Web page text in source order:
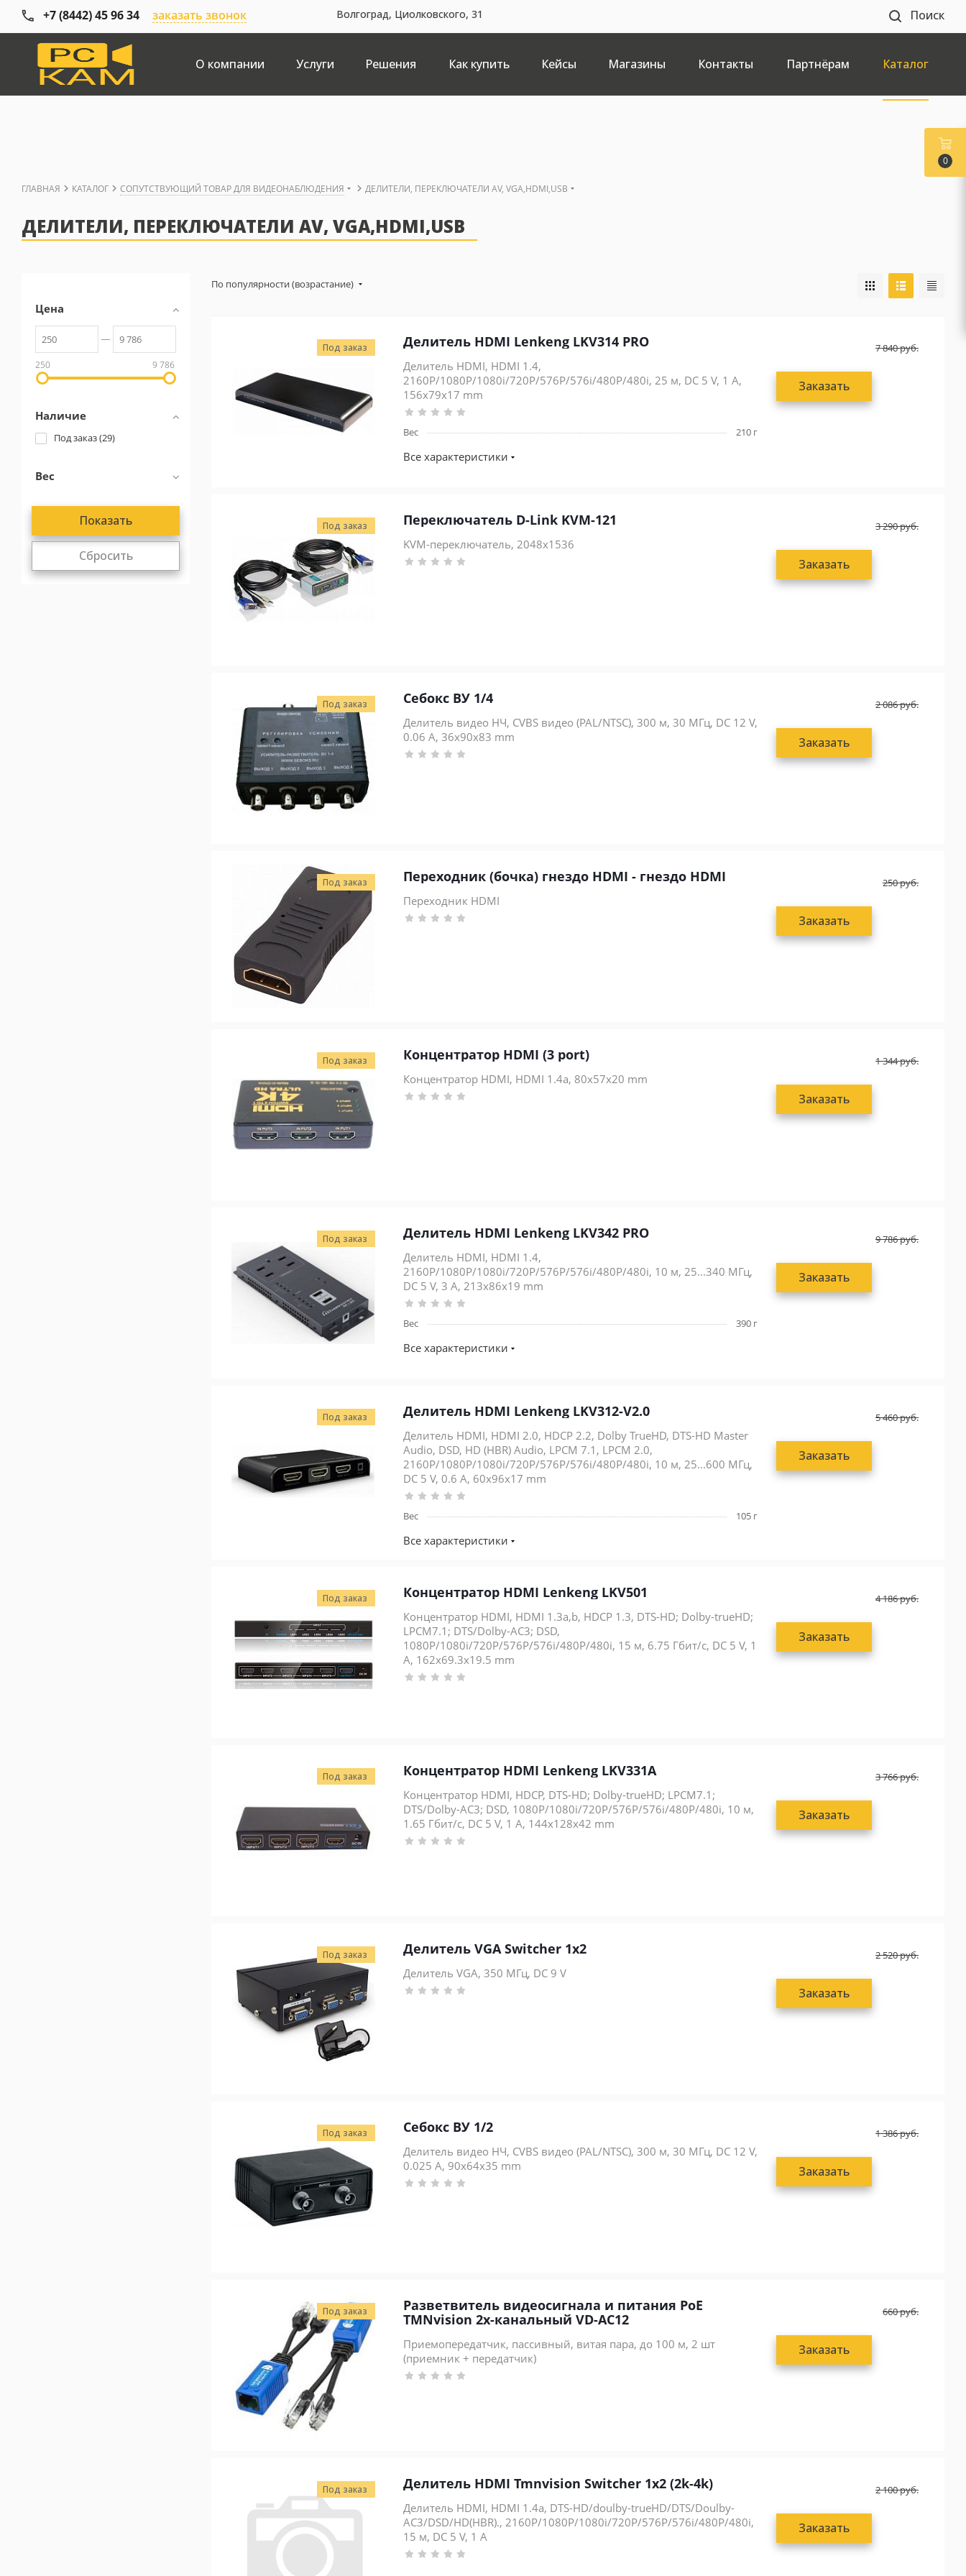
+7 (8442) 45 96 34 заказать звонок Волгоград, Циолковского, 31 Поиск
О компании Услуги Решения Как купить Кейсы Магазины Контакты Партнёрам Каталог
ГЛАВНАЯ КАТАЛОГ СОПУТСТВУЮЩИЙ ТОВАР ДЛЯ ВИДЕОНАБЛЮДЕНИЯ ДЕЛИТЕЛИ, ПЕРЕКЛЮЧАТЕЛИ AV, VGA,HDMI,USB
ДЕЛИТЕЛИ, ПЕРЕКЛЮЧАТЕЛИ AV, VGA,HDMI,USB
По популярности (возрастание)
Под заказ Делитель HDMI Lenkeng LKV314 PRO
Делитель HDMI, HDMI 1.4,
2160P/1080P/1080i/720P/576P/576i/480P/480i, 25 м, DC 5 V, 1 А,
156x79x17 mm
Вес 210 г
Все характеристики
7 840руб.
Заказать
Под заказ Переключатель D-Link KVM-121
KVM-переключатель, 2048x1536
3 290руб.
Заказать
Под заказ Себокс ВУ 1/4
Делитель видео НЧ, CVBS видео (PAL/NTSC), 300 м, 30 МГц, DC 12 V,
0.06 А, 36x90x83 mm
2 086руб.
Заказать
Под заказ Переходник (бочка) гнездо HDMI - гнездо HDMI
Переходник HDMI
250руб.
Заказать
Под заказ Концентратор HDMI (3 port)
Концентратор HDMI, HDMI 1.4a, 80x57x20 mm
1 344руб.
Заказать
Под заказ Делитель HDMI Lenkeng LKV342 PRO
Делитель HDMI, HDMI 1.4,
2160P/1080P/1080i/720P/576P/576i/480P/480i, 10 м, 25...340 МГц,
DC 5 V, 3 А, 213x86x19 mm
Вес 390 г
Все характеристики
9 786руб.
Заказать
Под заказ Делитель HDMI Lenkeng LKV312-V2.0
Делитель HDMI, HDMI 2.0, HDCP 2.2, Dolby TrueHD, DTS-HD Master
Audio, DSD, HD (HBR) Audio, LPCM 7.1, LPCM 2.0,
2160P/1080P/1080i/720P/576P/576i/480P/480i, 10 м, 25...600 МГц,
DC 5 V, 0.6 А, 60х96х17 mm
Вес 105 г
Все характеристики
5 460руб.
Заказать
Под заказ Концентратор HDMI Lenkeng LKV501
Концентратор HDMI, HDMI 1.3a,b, HDCP 1.3, DTS-HD; Dolby-trueHD;
LPCM7.1; DTS/Dolby-AC3; DSD,
1080P/1080i/720P/576P/576i/480P/480i, 15 м, 6.75 Гбит/с, DC 5 V, 1
А, 162x69.3x19.5 mm
4 186руб.
Заказать
Под заказ Концентратор HDMI Lenkeng LKV331A
Концентратор HDMI, HDCP, DTS-HD; Dolby-trueHD; LPCM7.1;
DTS/Dolby-AC3; DSD, 1080P/1080i/720P/576P/576i/480P/480i, 10 м,
1.65 Гбит/с, DC 5 V, 1 А, 144x128x42 mm
3 766руб.
Заказать
Под заказ Делитель VGА Switcher 1x2
Делитель VGA, 350 МГц, DC 9 V
2 520руб.
Заказать
Под заказ Себокс ВУ 1/2
Делитель видео НЧ, CVBS видео (PAL/NTSC), 300 м, 30 МГц, DC 12 V,
0.025 А, 90x64x35 mm
1 386руб.
Заказать
Под заказ
Разветвитель видеосигнала и питания PoE
TMNvision 2х-канальный VD-AC12
Приемопередатчик, пассивный, витая пара, до 100 м, 2 шт
(приемник + передатчик)
660руб.
Заказать
Под заказ Делитель HDMI Tmnvision Switcher 1x2 (2k-4k)
Делитель HDMI, HDMI 1.4a, DTS-HD/doulby-trueHD/DTS/Doulby-
AC3/DSD/HD(HBR)., 2160P/1080P/1080i/720P/576P/576i/480P/480i,
15 м, DC 5 V, 1 А
2 100руб.
Заказать
Цена
250 9 786
Наличие
Под заказ (29)
Вес
Сбросить
0